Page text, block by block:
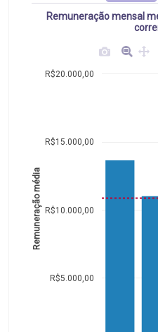
Remuneração mensal
R$5.000,00
R$10.000,00
R$15.000,00
R$20.000,00
Remuneração média